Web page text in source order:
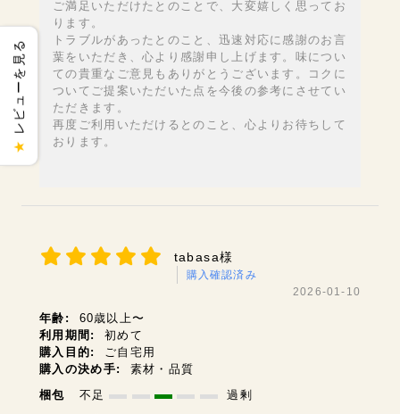
ご満足いただけたとのことで、大変嬉しく思ってお
ります。
トラブルがあったとのこと、迅速対応に感謝のお言
葉をいただき、心より感謝申し上げます。味につい
ての貴重なご意見もありがとうございます。コクに
ついてご提案いただいた点を今後の参考にさせてい
ただきます。
再度ご利用いただけるとのこと、心よりお待ちして
おります。
tabasa様
購入確認済み
2026-01-10
年齢:
60歳以上〜
利用期間:
初めて
購入目的:
ご自宅用
購入の決め手:
素材・品質
梱包
不足
過剰
★
レビューを見る